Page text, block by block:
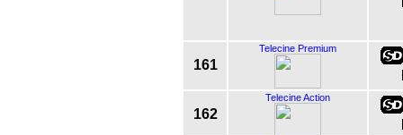
161
Telecine Premium
162
Telecine Action